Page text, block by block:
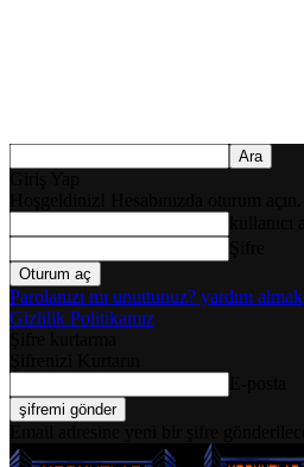
Parolanızı mı unuttunuz? yardım almak
Gizlilik Politikamız